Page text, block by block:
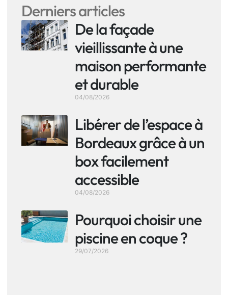
Derniers articles
De la façade
vieillissante à une
maison performante
et durable
04/08/2026
Libérer de l’espace à
Bordeaux grâce à un
box facilement
accessible
04/08/2026
Pourquoi choisir une
piscine en coque ?
29/07/2026